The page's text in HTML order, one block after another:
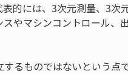
的には、3次元測量、3次
やマシンコントロール、
るものではないという点